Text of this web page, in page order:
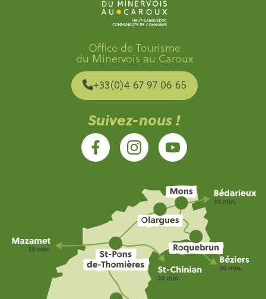
Office de Tourisme
du Minervois au Caroux
+33(0)4 67 97 06 65
Suivez-nous !